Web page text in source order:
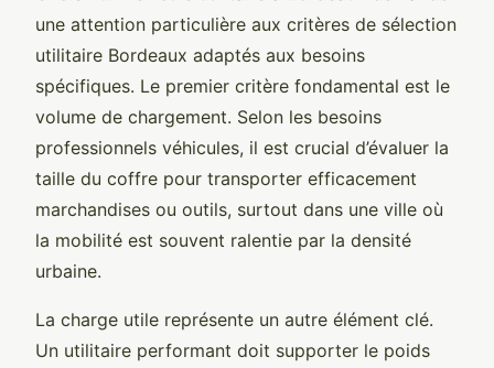
une attention particulière aux critères de sélection
utilitaire Bordeaux adaptés aux besoins
spécifiques. Le premier critère fondamental est le
volume de chargement. Selon les besoins
professionnels véhicules, il est crucial d’évaluer la
taille du coffre pour transporter efficacement
marchandises ou outils, surtout dans une ville où
la mobilité est souvent ralentie par la densité
urbaine.
La charge utile représente un autre élément clé.
Un utilitaire performant doit supporter le poids